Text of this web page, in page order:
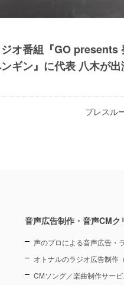
オ番組『GO presents
ギン』に代表 八木が出
プレスル
音声広告制作・音声CMク
声のプロによる音声広告・
オトナルのラジオ広告制作
CMソング／楽曲制作サービ